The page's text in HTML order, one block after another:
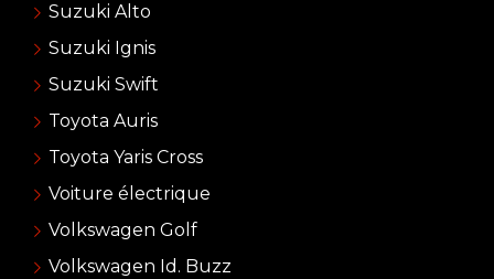
Suzuki Alto
Suzuki Ignis
Suzuki Swift
Toyota Auris
Toyota Yaris Cross
Voiture électrique
Volkswagen Golf
Volkswagen Id. Buzz